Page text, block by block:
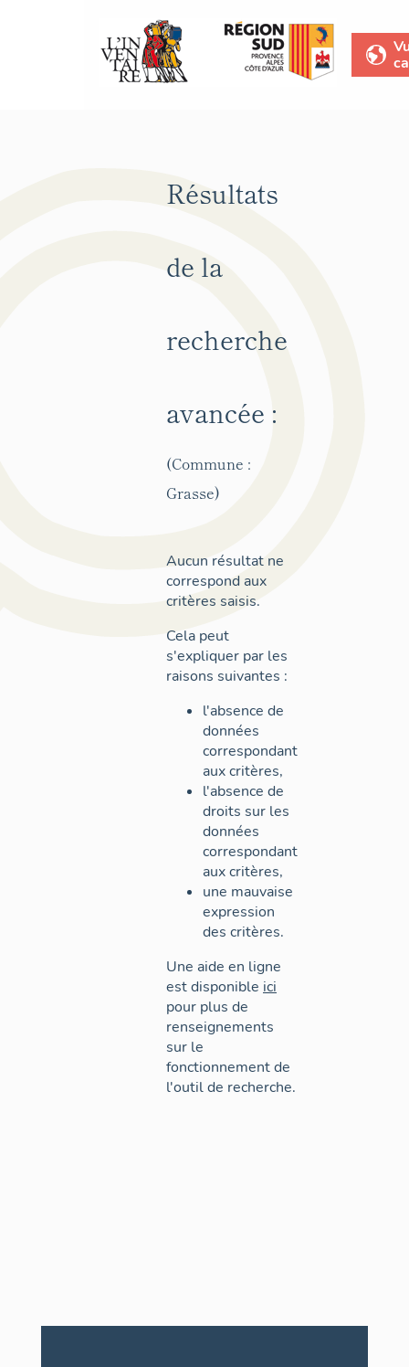
Résultats
de la
recherche
avancée :
(Commune :
Grasse)
Aucun résultat ne
correspond aux
critères saisis.
Cela peut
s'expliquer par les
raisons suivantes :
l'absence de
données
correspondant
aux critères,
l'absence de
droits sur les
données
correspondant
aux critères,
une mauvaise
expression
des critères.
Une aide en ligne
est disponible ici
pour plus de
renseignements
sur le
fonctionnement de
l'outil de recherche.